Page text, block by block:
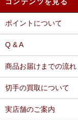
ポイントについて
Q & A
商品お届けまでの流れ
切手の買取について
実店舗のご案内